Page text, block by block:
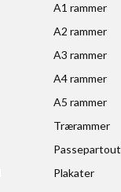
A1 rammer
A2 rammer
A3 rammer
A4 rammer
A5 rammer
Trærammer
Passepartout
Plakater